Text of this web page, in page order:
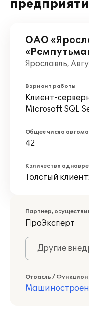
ОАО
Ярославль,
Вариант работы
Клиент-
Microsoft SQL
Общее число
42
Количество
Толстый
Партнер,
ПроЭксперт
Другие
Отрасль /